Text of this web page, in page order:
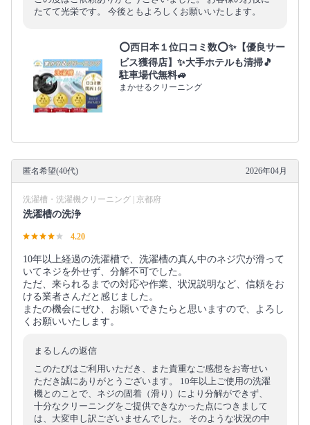
たてて光栄です。 今後ともよろしくお願いいたします。
⭕西日本１位口コミ数⭕✨【優良サー
ビス獲得店】✨大手ホテルも清掃🎵
駐車場代無料🚙
まかせるクリーニング
匿名希望(40代) 2026年04月
洗濯槽・洗濯機クリーニング | 京都府
洗濯槽の洗浄
4.20
10年以上経過の洗濯槽で、洗濯槽の真ん中のネジ穴が滑って
いてネジを外せず、分解不可でした。
ただ、来られるまでの対応や作業、状況説明など、信頼をお
ける業者さんだと感じました。
またの機会にぜひ、お願いできたらと思いますので、よろし
くお願いいたします。
まるしんの返信
このたびはご利用いただき、また貴重なご感想をお寄せい
ただき誠にありがとうございます。 10年以上ご使用の洗濯
機とのことで、ネジの固着（滑り）により分解ができず、
十分なクリーニングをご提供できなかった点につきまして
は、大変申し訳ございませんでした。 そのような状況の中